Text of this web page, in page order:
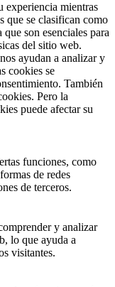
experiencia mientras
que se clasifican como
son esenciales para
del sitio web.
ayudan a analizar y
cookies se
También
Pero la
puede afectar su
funciones, como
de redes
de terceros.
y analizar
lo que ayuda a
visitantes.